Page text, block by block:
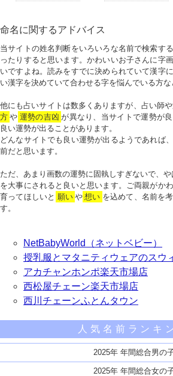
命名に関するアドバイス
当サイトの姓名判断をいろいろな名前で検索す
ったりすると思います。かわいいお子さんに字
いですよね。読みをすでに決められていて漢字
い漢字を決めていて合わせる字を悩んでいる方な
他にも占いサイトは数多くありますが、占い師や
方 や 運勢の吉凶 が異なり、当サイトで運勢が
良い運勢が出ることがあります。
どんなサイトでも良い運勢が出るようであれば
前だと思います。
ただ、あまり画数の運勢に固執しすぎないで、
を大事にされると良いと思います。ご両親がか
育ってほしいと 願い や 想い を込めて、名前を
す。
NetBabyWorld（ネットベビー）
授乳服とマタニティウェアのスウ
アカチャンホンポ楽天市場店
西松屋チェーン楽天市場店
西川チェーンふとんタウン
人気名前ランキ
2025年 年間総合男の
2025年 年間総合女の